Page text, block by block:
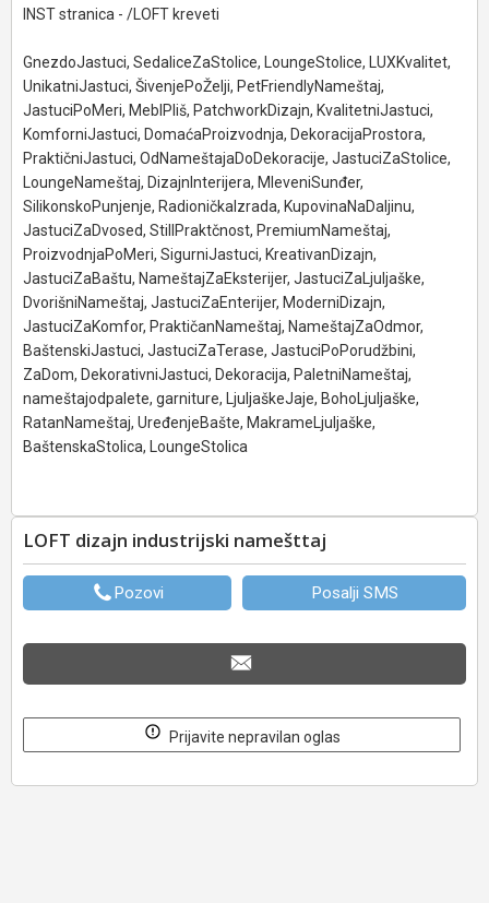
INST stranica - /LOFT kreveti
GnezdoJastuci, SedaliceZaStolice, LoungeStolice, LUXKvalitet,
UnikatniJastuci, ŠivenjePoŽelji, PetFriendlyNameštaj,
JastuciPoMeri, MeblPliš, PatchworkDizajn, KvalitetniJastuci,
KomforniJastuci, DomaćaProizvodnja, DekoracijaProstora,
PraktičniJastuci, OdNameštajaDoDekoracije, JastuciZaStolice,
LoungeNameštaj, DizajnInterijera, MleveniSunđer,
SilikonskoPunjenje, RadioničkaIzrada, KupovinaNaDaljinu,
JastuciZaDvosed, StilIPraktčnost, PremiumNameštaj,
ProizvodnjaPoMeri, SigurniJastuci, KreativanDizajn,
JastuciZaBaštu, NameštajZaEksterijer, JastuciZaLjuljaške,
DvorišniNameštaj, JastuciZaEnterijer, ModerniDizajn,
JastuciZaKomfor, PraktičanNameštaj, NameštajZaOdmor,
BaštenskiJastuci, JastuciZaTerase, JastuciPoPorudžbini,
ZaDom, DekorativniJastuci, Dekoracija, PaletniNameštaj,
nameštajodpalete, garniture, LjuljaškeJaje, BohoLjuljaške,
RatanNameštaj, UređenjeBašte, MakrameLjuljaške,
BaštenskaStolica, LoungeStolica
LOFT dizajn industrijski namešttaj
Pozovi Posalji SMS
Prijavite nepravilan oglas